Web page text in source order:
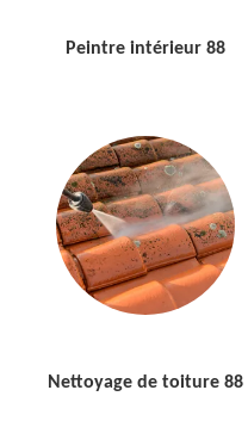
Peintre intérieur 88
Nettoyage de toiture 88